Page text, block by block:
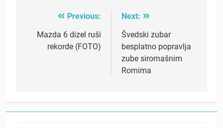
navigation
Previous:
Mazda 6 dizel ruši
rekorde (FOTO)
Next:
Švedski zubar
besplatno popravlja
zube siromašnim
Romima